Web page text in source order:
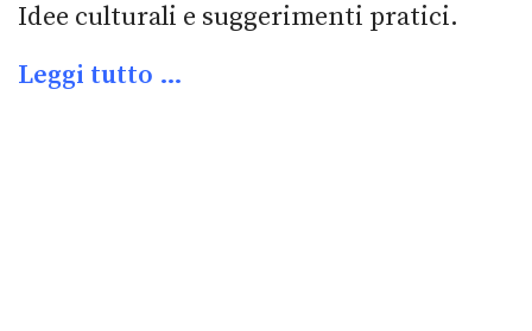
Idee culturali e suggerimenti pratici.
Leggi tutto …